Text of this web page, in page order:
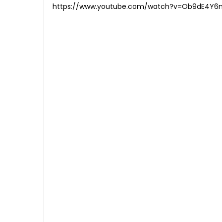
https://www.youtube.com/